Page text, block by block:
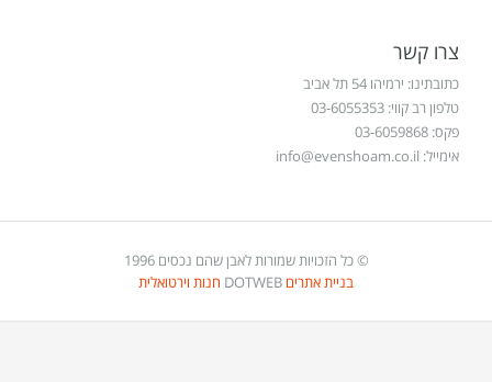
צרו קשר
כתובתינו: ירמיהו 54 תל אביב
טלפון רב קווי: 03-6055353
פקס: 03-6059868
אימייל: info@evenshoam.co.il
© כל הזכויות שמורות לאבן שהם נכסים 1996
בניית אתרים
חנות וירטואלית